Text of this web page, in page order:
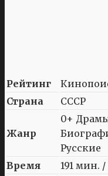
Рейтинг
Страна
СССР
Жанр
0+
Русские
Время
191 мин.